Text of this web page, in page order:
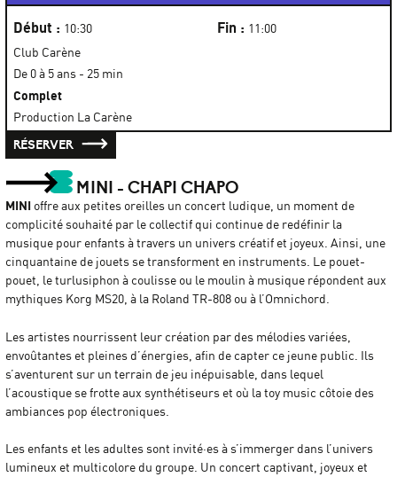
Début : 10:30 Fin : 11:00
Club Carène
De 0 à 5 ans - 25 min
Complet
Production La Carène
RÉSERVER
MINI - CHAPI CHAPO
MINI offre aux petites oreilles un concert ludique, un moment de
complicité souhaité par le collectif qui continue de redéfinir la
musique pour enfants à travers un univers créatif et joyeux. Ainsi, une
cinquantaine de jouets se transforment en instruments. Le pouet-
pouet, le turlusiphon à coulisse ou le moulin à musique répondent aux
mythiques Korg MS20, à la Roland TR-808 ou à l’Omnichord.
Les artistes nourrissent leur création par des mélodies variées,
envoûtantes et pleines d’énergies, afin de capter ce jeune public. Ils
s’aventurent sur un terrain de jeu inépuisable, dans lequel
l’acoustique se frotte aux synthétiseurs et où la toy music côtoie des
ambiances pop électroniques.
Les enfants et les adultes sont invité·es à s’immerger dans l’univers
lumineux et multicolore du groupe. Un concert captivant, joyeux et